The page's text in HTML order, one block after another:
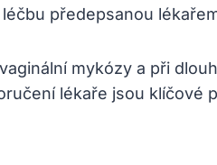
předepsanou
mykózy a při
lékaře jsou klíčové